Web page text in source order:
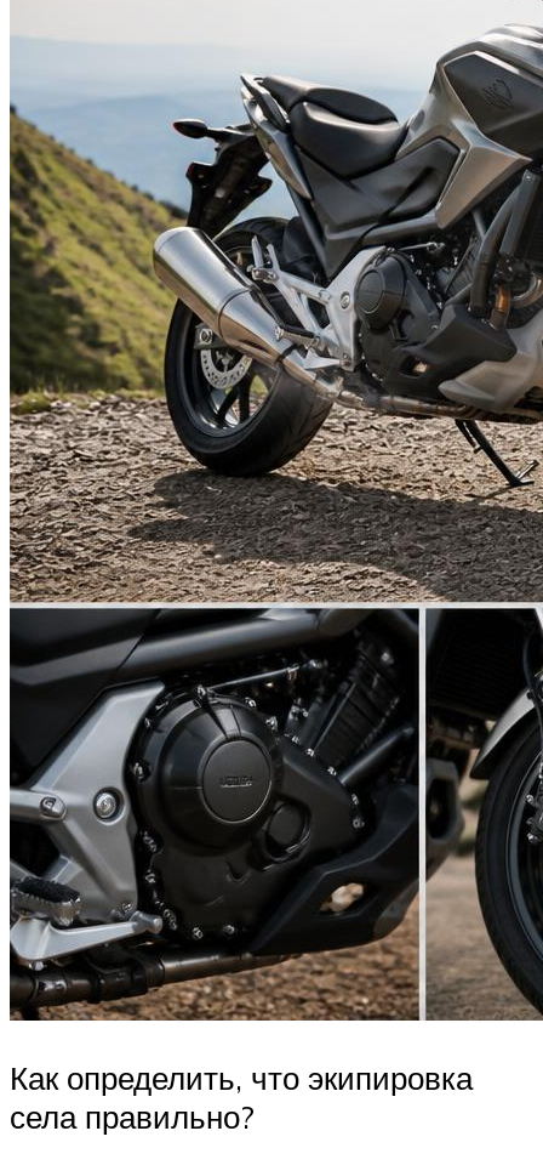
Как определить, что экипировка
села правильно?